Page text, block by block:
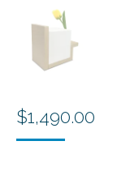
$1,490.00